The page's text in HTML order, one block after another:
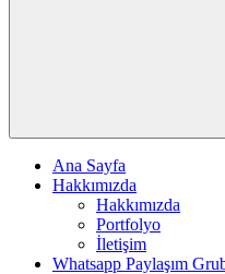
Ana Sayfa
Hakkımızda
Hakkımızda
Portfolyo
İletişim
Whatsapp Paylaşım